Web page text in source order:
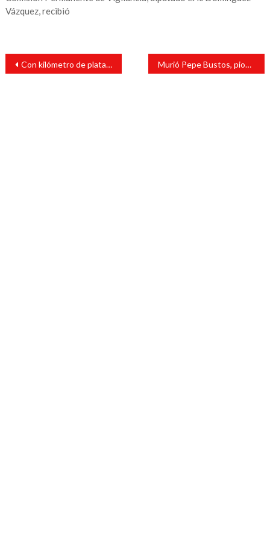
Vázquez, recibió
Navegación
entradas
Con kilómetro de plata juntan más de 60 mil pesos para Jesús Murió Pepe Bustos, pionero de La Sonora Santanera